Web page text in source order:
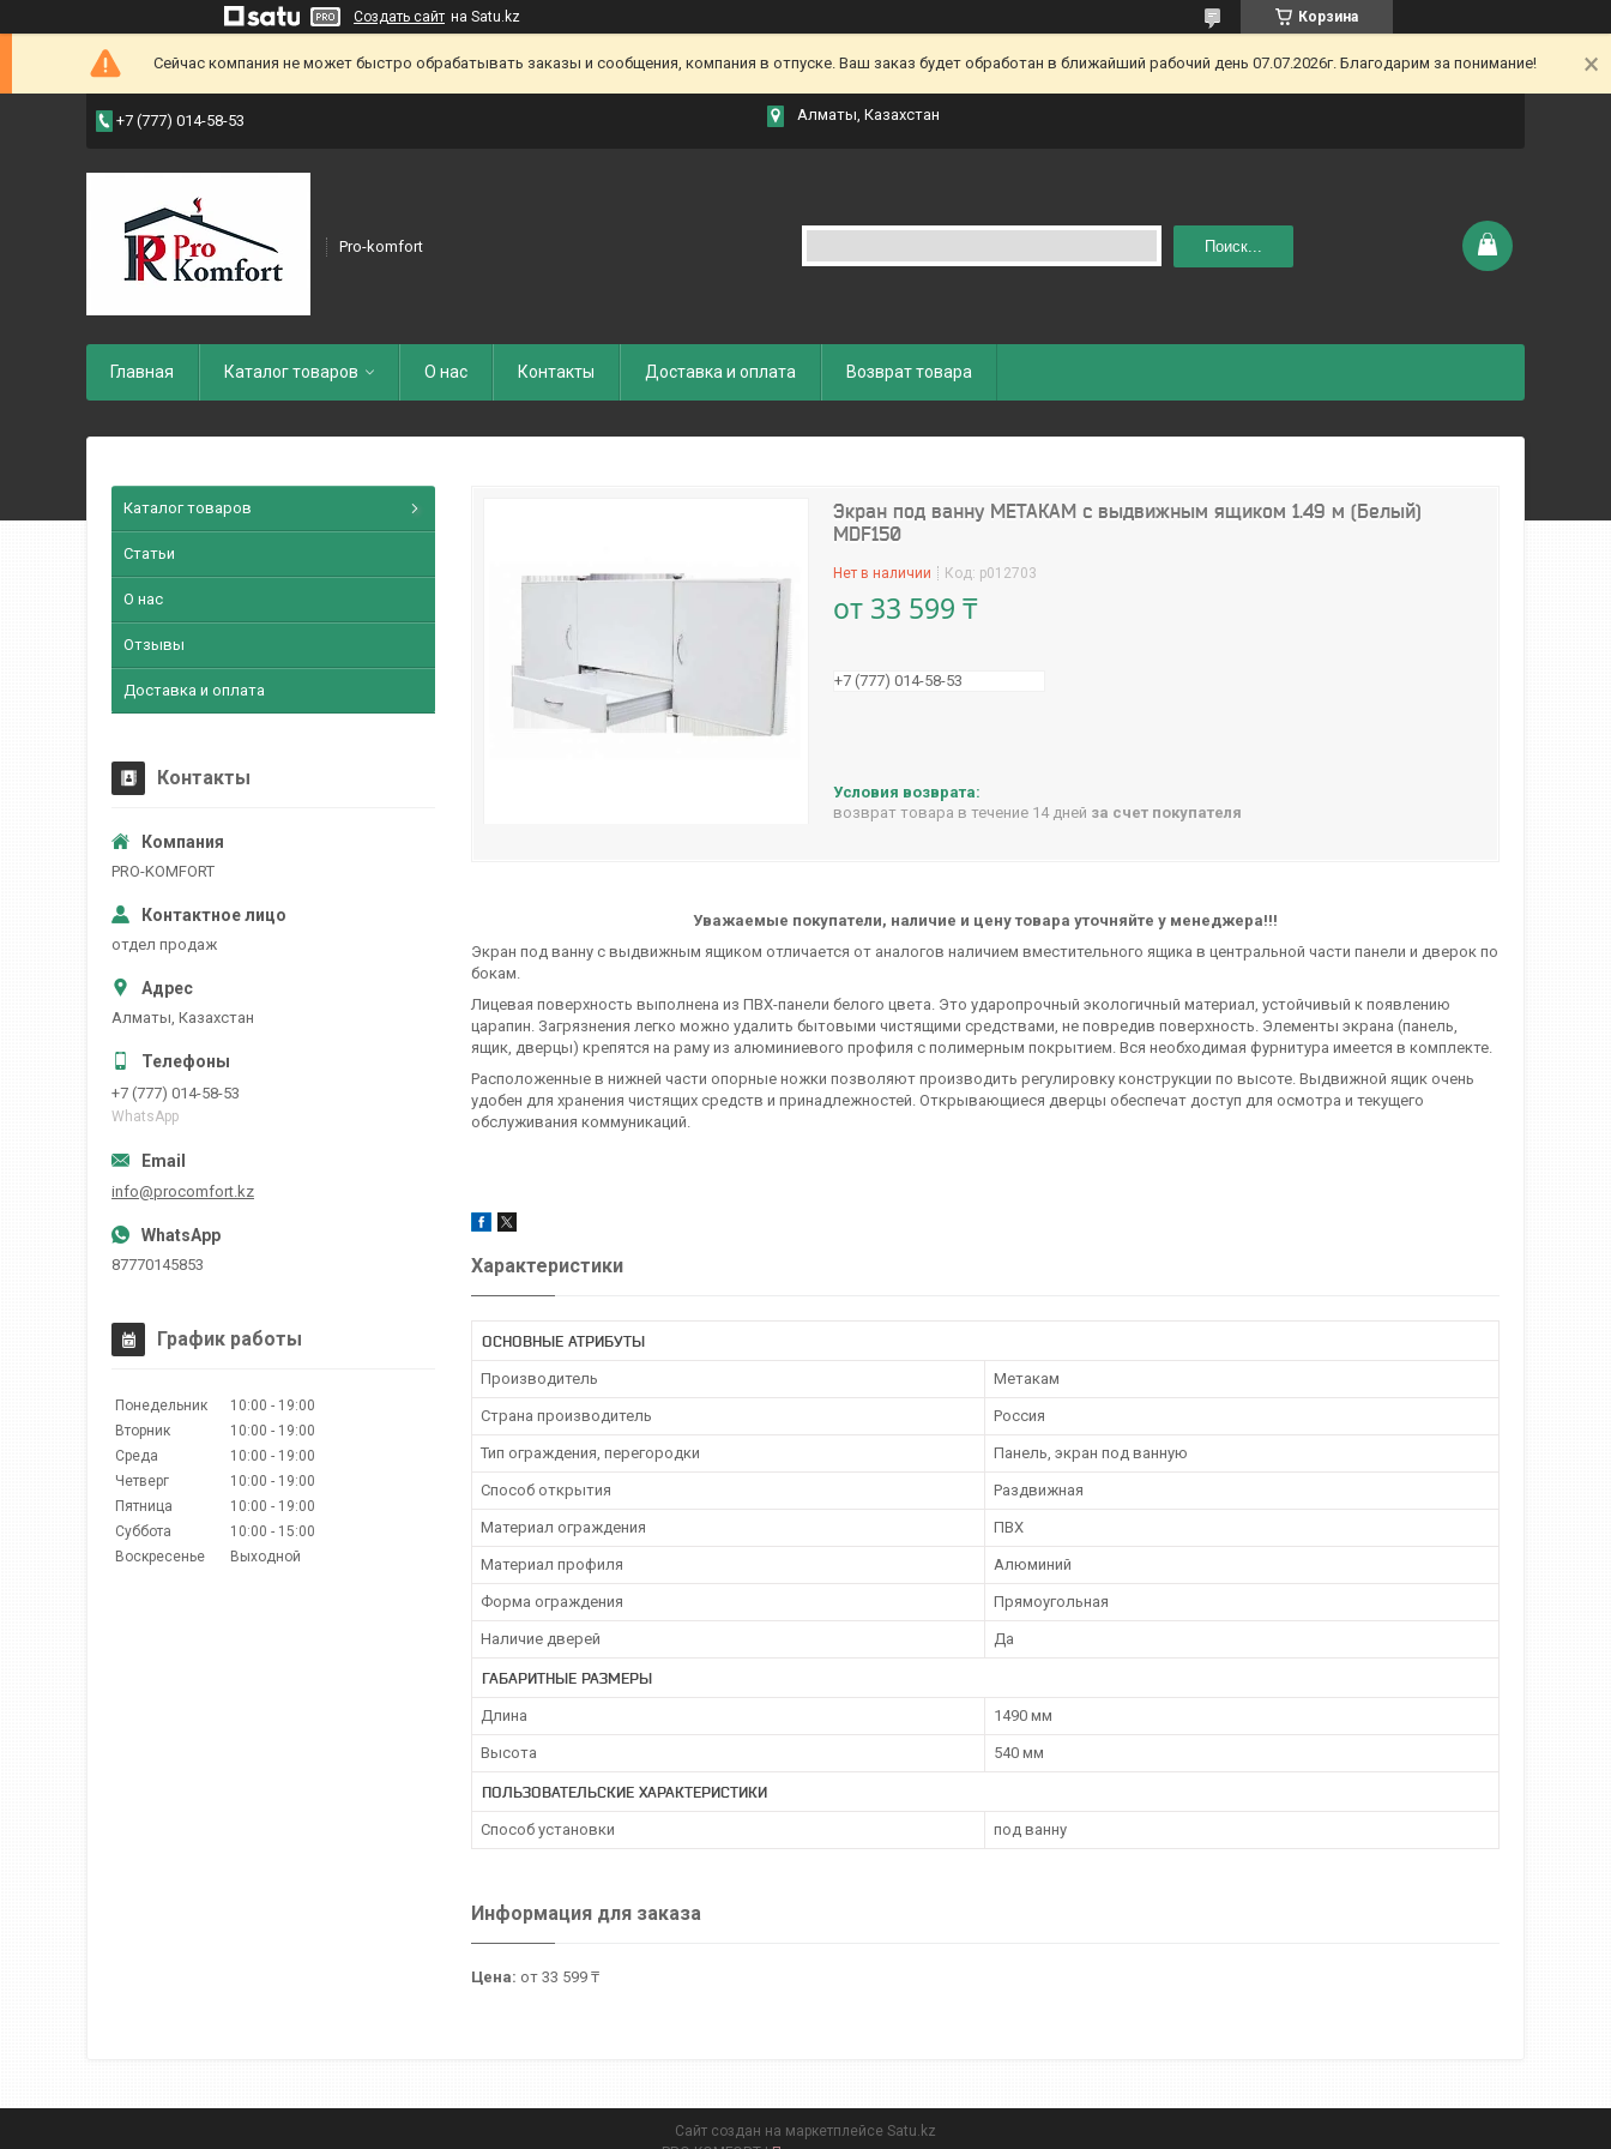
Создать сайт на Satu.kz Корзина
Сейчас компания не может быстро обрабатывать заказы и сообщения, компания в отпуске. Ваш заказ будет обработан в ближайший рабочий день 07.07.2026г. Благодарим за понимание!
+7 (777) 014-58-53 Алматы, Казахстан
Pro-komfort Поиск...
Главная Каталог товаров О нас Контакты Доставка и оплата Возврат товара
Экран под ванну МЕТАКАМ с выдвижным ящиком 1.49 м (Белый)
MDF150
Нет в наличии Код: p012703
от 33 599 ₸
+7 (777) 014-58-53
возврат товара в течение 14 дней за счет покупателя
Уважаемые покупатели, наличие и цену товара уточняйте у менеджера!!!
Экран под ванну с выдвижным ящиком отличается от аналогов наличием вместительного ящика в центральной части панели и дверок по
бокам.
Лицевая поверхность выполнена из ПВХ-панели белого цвета. Это ударопрочный экологичный материал, устойчивый к появлению
царапин. Загрязнения легко можно удалить бытовыми чистящими средствами, не повредив поверхность. Элементы экрана (панель,
ящик, дверцы) крепятся на раму из алюминиевого профиля с полимерным покрытием. Вся необходимая фурнитура имеется в комплекте.
Расположенные в нижней части опорные ножки позволяют производить регулировку конструкции по высоте. Выдвижной ящик очень
удобен для хранения чистящих средств и принадлежностей. Открывающиеся дверцы обеспечат доступ для осмотра и текущего
обслуживания коммуникаций.
Характеристики
ОСНОВНЫЕ АТРИБУТЫ
Производитель Метакам
Страна производитель Россия
Тип ограждения, перегородки Панель, экран под ванную
Способ открытия Раздвижная
Материал ограждения ПВХ
Материал профиля Алюминий
Форма ограждения Прямоугольная
Наличие дверей Да
ГАБАРИТНЫЕ РАЗМЕРЫ
Длина 1490 мм
Высота 540 мм
ПОЛЬЗОВАТЕЛЬСКИЕ ХАРАКТЕРИСТИКИ
Способ установки под ванну
Информация для заказа
Цена: от 33 599 ₸
Каталог товаров
Статьи
О нас
Отзывы
Доставка и оплата
Контакты
PRO-KOMFORT
отдел продаж
Алматы, Казахстан
+7 (777) 014-58-53
WhatsApp
info@procomfort.kz
87770145853
График работы
Понедельник 10:00
19:00
Вторник
10:00
19:00
Среда
10:00
19:00
Четверг
10:00
19:00
Пятница
10:00
19:00
Суббота
10:00
15:00
Воскресенье
Выходной
Сайт создан на маркетплейсе Satu.kz